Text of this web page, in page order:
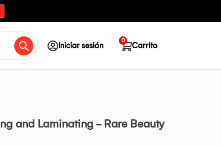
Iniciar sesión Carrito
0
and Laminating - Rare Beauty